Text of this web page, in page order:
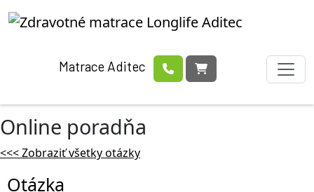
Matrace Aditec
Online poradňa
<<< Zobraziť všetky otázky
Otázka